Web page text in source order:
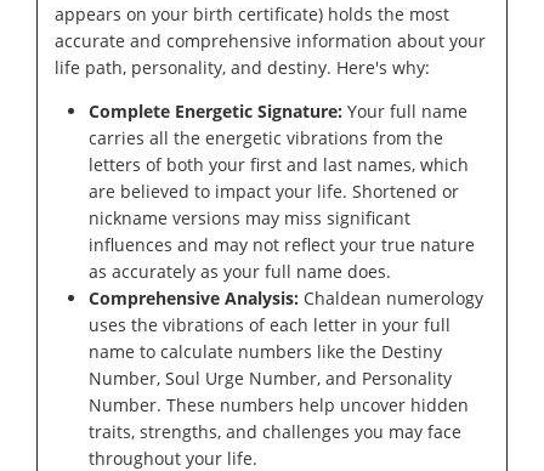
appears on your birth certificate) holds the most
accurate and comprehensive information about your
life path, personality, and destiny. Here's why:
Complete Energetic Signature: Your full name
carries all the energetic vibrations from the
letters of both your first and last names, which
are believed to impact your life. Shortened or
nickname versions may miss significant
influences and may not reflect your true nature
as accurately as your full name does.
Comprehensive Analysis: Chaldean numerology
uses the vibrations of each letter in your full
name to calculate numbers like the Destiny
Number, Soul Urge Number, and Personality
Number. These numbers help uncover hidden
traits, strengths, and challenges you may face
throughout your life.